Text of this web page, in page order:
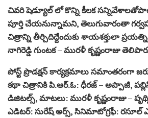
చివరి షెడ్యూల్ లో కొన్ని కీలక
పూర్తి చేయనున్నామని, తెలుగువారంతా
చిత్రాన్ని తీర్చిదిద్దేందుకు శాయశక్తులా
నాగిరెడ్డి గుంటక – మురళీ కృష్ణంరాజు
పోస్ట్ ప్రొడక్షన్ కార్యక్రమాలు సమాంతరంగా
కథా చిత్రానికి పి.ఆర్.ఓ: ధీరజ్ – అప్పాజీ,
డిజిటల్స్, మాటలు: మురళీ కృష్ణంరాజు –
ఎడిటర్: సురేష్ అర్స్, సినిమాటోగ్రఫీ: రసూల్